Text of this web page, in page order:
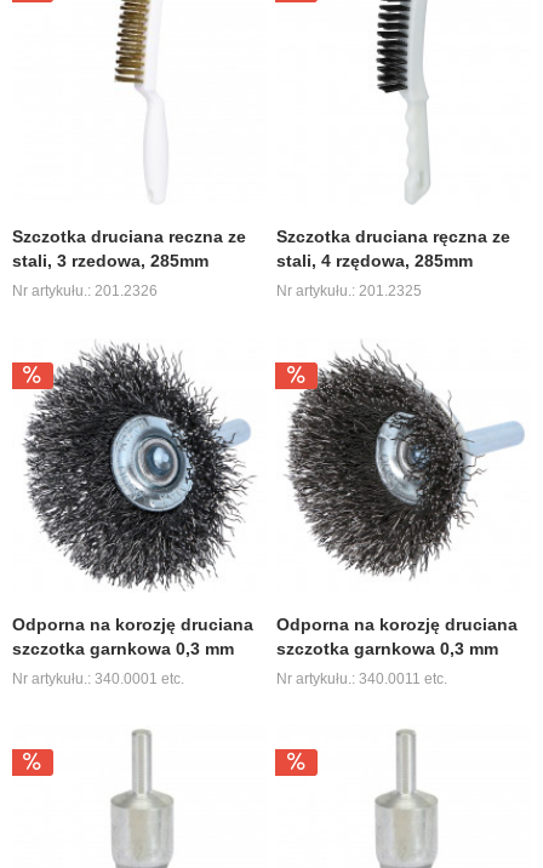
Szczotka druciana reczna ze
stali, 3 rzedowa, 285mm
Nr artykułu.: 201.2326
Szczotka druciana ręczna ze
stali, 4 rzędowa, 285mm
Nr artykułu.: 201.2325
Odporna na korozję druciana
szczotka garnkowa 0,3 mm
Nr artykułu.: 340.0001 etc.
Odporna na korozję druciana
szczotka garnkowa 0,3 mm
Nr artykułu.: 340.0011 etc.